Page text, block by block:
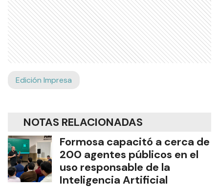
Edición Impresa
NOTAS RELACIONADAS
Formosa capacitó a cerca de
200 agentes públicos en el
uso responsable de la
Inteligencia Artificial